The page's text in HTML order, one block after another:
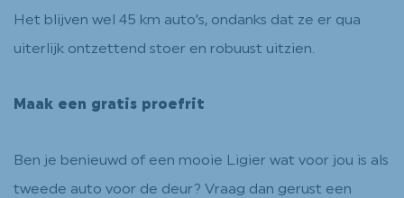
Het blijven wel 45 km auto’s, ondanks dat ze er qua
uiterlijk ontzettend stoer en robuust uitzien.
Maak een gratis proefrit
Ben je benieuwd of een mooie Ligier wat voor jou is als
tweede auto voor de deur? Vraag dan gerust een